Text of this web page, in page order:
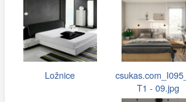
Ložnice
T1 - 09.jpg